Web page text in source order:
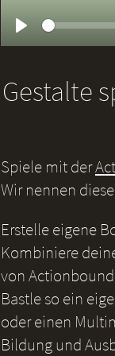
Gestalte
Spiele mit der
Wir nennen
Erstelle eigene
Kombiniere
von Actionbound
Bastle so ein
oder einen
Bildung und